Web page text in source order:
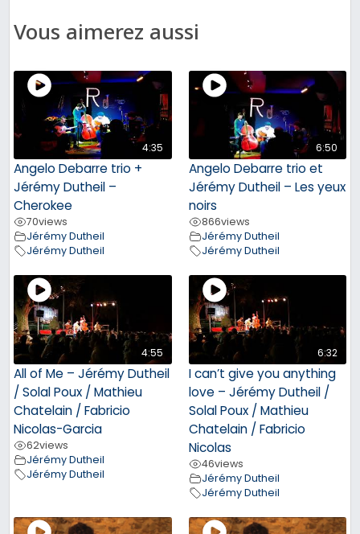
Vous aimerez aussi
4:35
Angelo Debarre trio +
Jérémy Dutheil –
Cherokee
70views
Jérémy Dutheil
Jérémy Dutheil
6:50
Angelo Debarre trio et
Jérémy Dutheil – Les yeux
noirs
866views
Jérémy Dutheil
Jérémy Dutheil
4:55
All of Me – Jérémy Dutheil
/ Solal Poux / Mathieu
Chatelain / Fabricio
Nicolas-Garcia
62views
Jérémy Dutheil
Jérémy Dutheil
6:32
I can’t give you anything
love – Jérémy Dutheil /
Solal Poux / Mathieu
Chatelain / Fabricio
Nicolas
46views
Jérémy Dutheil
Jérémy Dutheil